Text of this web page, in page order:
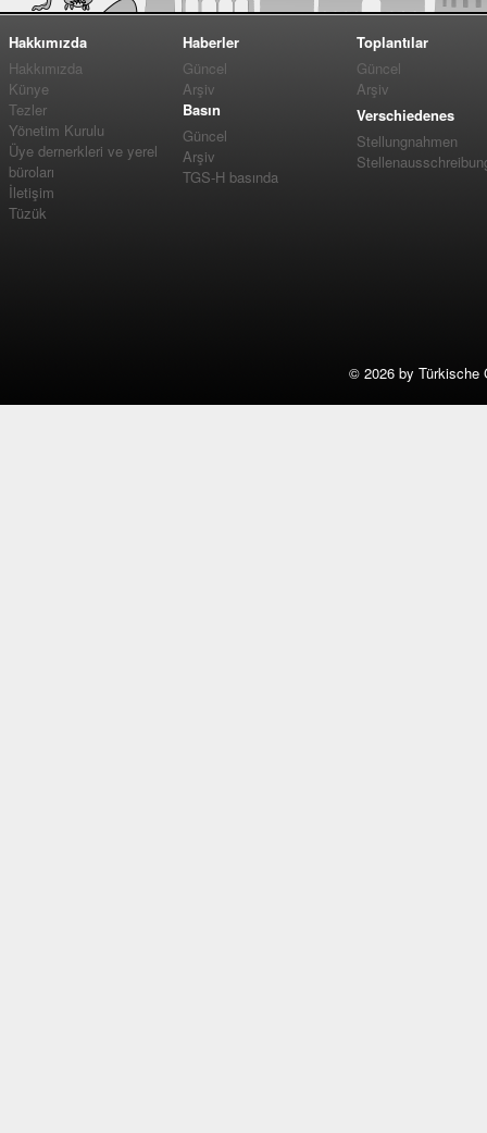
Hakkımızda
Hakkımızda
Künye
Tezler
Yönetim Kurulu
Üye dernerkleri ve yerel
büroları
İletişim
Tüzük
Haberler
Güncel
Arşiv
Basın
Güncel
Arşiv
TGS-H basında
Toplantılar
Güncel
Arşiv
Verschiedenes
Stellungnahmen
© 2026 by Türkische